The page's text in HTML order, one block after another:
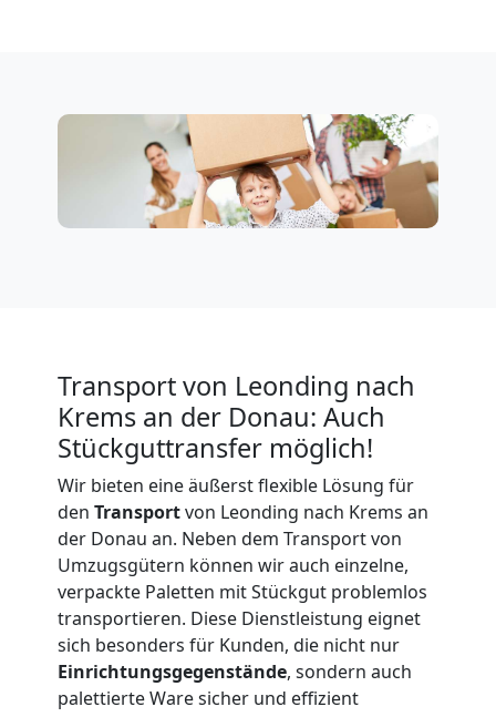
Transport von Leonding nach
Krems an der Donau: Auch
Stückguttransfer möglich!
Wir bieten eine äußerst flexible Lösung für
den Transportvon Leonding nach Krems an
der Donau an. Neben dem Transport von
Umzugsgütern können wir auch einzelne,
verpackte Paletten mit Stückgut problemlos
transportieren. Diese Dienstleistung eignet
sich besonders für Kunden, die nicht nur
Einrichtungsgegenstände, sondern auch
palettierte Ware sicher und effizient
Büroumzug
Leonding
Expressumzug
Tragehilfe
Leonding
Kleiner
Umzug
Leonding